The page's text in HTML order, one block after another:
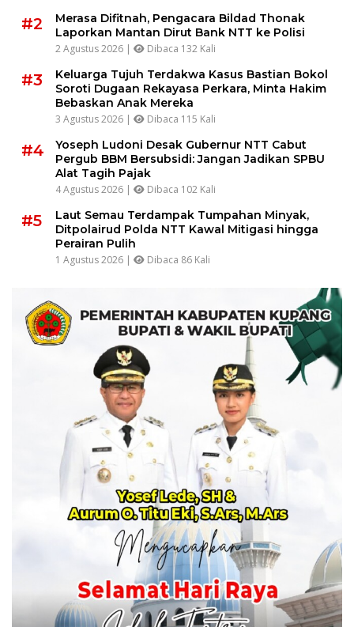
#2
Merasa Difitnah, Pengacara Bildad Thonak
Laporkan Mantan Dirut Bank NTT ke Polisi
2 Agustus 2026 | Dibaca 132 Kali
#3
Keluarga Tujuh Terdakwa Kasus Bastian Bokol
Soroti Dugaan Rekayasa Perkara, Minta Hakim
Bebaskan Anak Mereka
3 Agustus 2026 | Dibaca 115 Kali
#4
Yoseph Ludoni Desak Gubernur NTT Cabut
Pergub BBM Bersubsidi: Jangan Jadikan SPBU
Alat Tagih Pajak
4 Agustus 2026 | Dibaca 102 Kali
#5
Laut Semau Terdampak Tumpahan Minyak,
Ditpolairud Polda NTT Kawal Mitigasi hingga
Perairan Pulih
1 Agustus 2026 | Dibaca 86 Kali